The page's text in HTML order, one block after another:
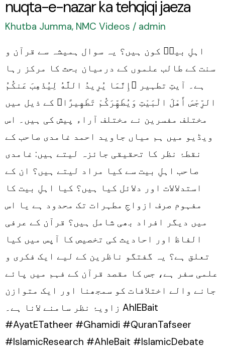
nuqta-e-nazar ka tehqiqi jaeza
Khutba Jumma, NMC Videos / admin
اہلِ بیتؑ کون ہیں؟ یہ سوال ہمیشہ سے قرآن و
سنت کے طالب علموں کے درمیان بحث کا مرکز رہا
ہے۔ آیتِ تطہیر ﴿إِنَّمَا يُرِيدُ اللَّهُ لِيُذْهِبَ عَنكُمُ
الرِّجْسَ أَهْلَ الْبَيْتِ وَيُطَهِّرَكُمْ تَطْهِيرًا﴾ کے ذیل میں
مختلف مفسرین نے مختلف آراء پیش کی ہیں۔ اس
ویڈیو میں ہم میاں جاوید احمد غامدی صاحب کے
نقطۂ نظر کا تحقیقی جائزہ لیتے ہیں: غامدی
صاحب اہلِ بیت سے کیا مراد لیتے ہیں؟ ان کے
استدلالات اور دلائل کیا ہیں؟ کیا اہلِ بیت کا
مفہوم صرف ازواجِ مطہرات تک محدود ہے یا اس
میں دیگر افراد بھی شامل ہیں؟ قرآن کے عرفی
الفاظ اور احادیث کی تخصیص کا آپس میں کیا
تعلق ہے؟ یہ گفتگو ناظرین کے لیے ایک فکری و
علمی سفر ہے، جس کا مقصد قرآن کے فہم میں پائے
جانے والے اختلافات کو سمجھنا اور ایک متوازن
زاویۂ نظر سامنے لانا ہے۔ AhlEBait
#AyatETatheer #Ghamidi #QuranTafseer
#IslamicResearch #AhleBait #IslamicDebate
nazar
ka
jaeza